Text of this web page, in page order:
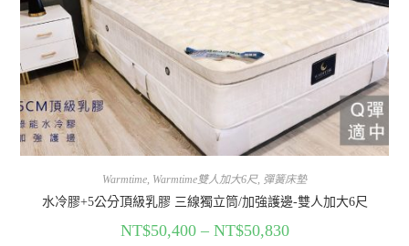
Warmtime, Warmtime雙人加大6尺, 彈簧床墊
水冷膠+5公分頂級乳膠 三線獨立筒/加強護邊-雙人加大6尺
NT$50,400– NT$50,830